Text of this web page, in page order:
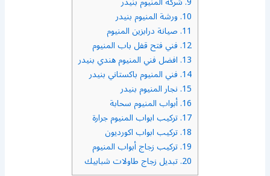
10. ورشة المنيوم بنيدر
11. صيانة درابزين المنيوم
12. فني فتح قفل باب المنيوم
13. افضل فني المنيوم هندي بنيدر
14. فني المنيوم باكستاني بنيدر
15. نجار المنيوم بنيدر
16. أبواب المنيوم سحابة
17. تركيب ابواب المنيوم جرارة
18. تركيب ابواب اكورديون
19. تركيب زجاج أبواب المنيوم
20. تبديل زجاج طاولات شبابيك